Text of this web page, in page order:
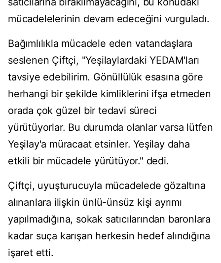
mücadelelerinin devam edeceğini vurguladı.
Bağımlılıkla mücadele eden vatandaşlara
seslenen Çiftçi, "Yeşilaylardaki YEDAM'ları
tavsiye edebilirim. Gönüllülük esasına göre
herhangi bir şekilde kimliklerini ifşa etmeden
orada çok güzel bir tedavi süreci
yürütüyorlar. Bu durumda olanlar varsa lütfen
Yeşilay'a müracaat etsinler. Yeşilay daha
etkili bir mücadele yürütüyor." dedi.
Çiftçi, uyuşturucuyla mücadelede gözaltına
alınanlara ilişkin ünlü-ünsüz kişi ayrımı
yapılmadığına, sokak satıcılarından baronlara
kadar suça karışan herkesin hedef alındığına
işaret etti.